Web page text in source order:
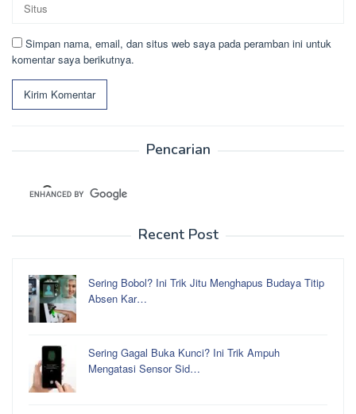
Simpan nama, email, dan situs web saya pada peramban ini untuk
komentar saya berikutnya.
Pencarian
Recent Post
Sering Bobol? Ini Trik Jitu Menghapus Budaya Titip
Absen Kar…
Sering Gagal Buka Kunci? Ini Trik Ampuh
Mengatasi Sensor Sid…